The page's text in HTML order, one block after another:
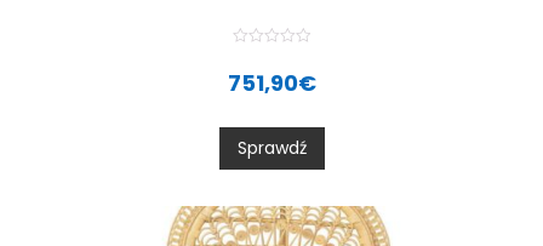
t
0
o
u
t
5
751,90€
Sprawdź